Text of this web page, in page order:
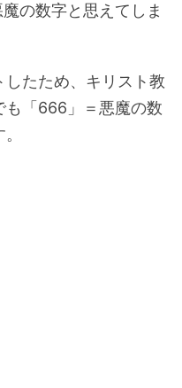
の数字と思えてしま
たため、キリスト教
も「666」＝悪魔の数